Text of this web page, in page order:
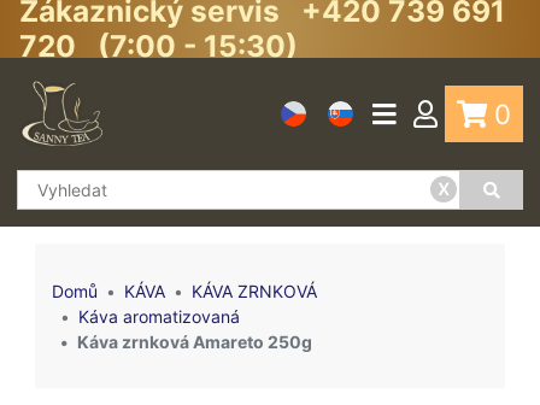
Zákaznický servis +420 739 691
720 (7:00 - 15:30)
x
0
Domů KÁVA
KÁVA ZRNKOVÁ
Káva aromatizovaná
Káva zrnková Amareto 250g